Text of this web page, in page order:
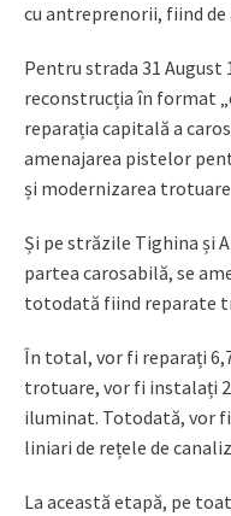
cu antreprenorii, fiind
Pentru strada 31 August
reconstrucția în format
reparația capitală a
amenajarea pistelor
și modernizarea
Și pe străzile Tighina și
partea carosabilă, se
totodată fiind reparate
În total, vor fi reparați
trotuare, vor fi instalați
iluminat. Totodată, vor
liniari de rețele de
La această etapă, pe